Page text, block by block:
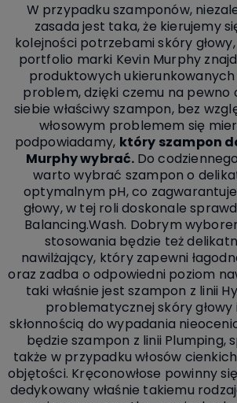
W przypadku szamponów,
zasada jest taka, że kierujemy
kolejności potrzebami skóry głowy,
portfolio marki Kevin Murphy
produktowych
problem, dzięki czemu na pewno
siebie właściwy szampon, bez
włosowym problemem się
podpowiadamy, który szampon
Murphy wybrać. Do
warto wybrać szampon o
optymalnym pH, co
głowy, w tej roli doskonale
Balancing.Wash. Dobrym
stosowania będzie też
nawilżający, który zapewni
oraz zadba o odpowiedni poziom
taki właśnie jest szampon z linii
problematycznej skóry głowy
skłonnością do wypadania
będzie szampon z linii Plumping,
także w przypadku włosów
objętości. Kręconowłose powinny
dedykowany właśnie takiemu